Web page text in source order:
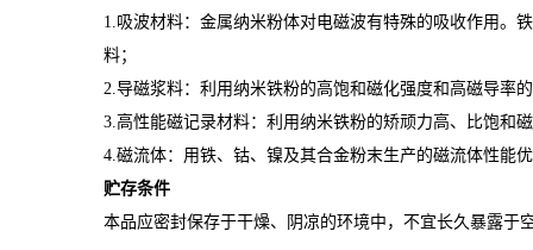
1.吸波材料：金属纳米粉体对电磁波有特殊的吸收作用。
料；
2.导磁浆料：利用纳米铁粉的高饱和磁化强度和高磁导率
3.高性能磁记录材料：利用纳米铁粉的矫顽力高、比饱和
4.磁流体：用铁、钴、镍及其合金粉末生产的磁流体性能
贮存条件
本品应密封保存于干燥、阴凉的环境中，不宜长久暴露